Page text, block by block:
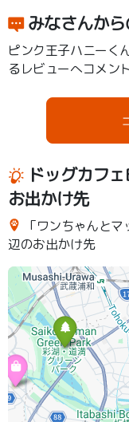
みなさんか
ピンク王子ハニーく
るレビューへコメン
ドッグカフ
お出かけ先
「ワンちゃんと
辺のお出かけ先